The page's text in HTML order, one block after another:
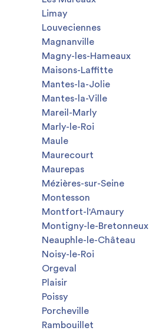
Limay
Louveciennes
Magnanville
Magny-les-Hameaux
Maisons-Laffitte
Mantes-la-Jolie
Mantes-la-Ville
Mareil-Marly
Marly-le-Roi
Maule
Maurecourt
Maurepas
Mézières-sur-Seine
Montesson
Montfort-l'Amaury
Montigny-le-Bretonneux
Neauphle-le-Château
Noisy-le-Roi
Orgeval
Plaisir
Poissy
Porcheville
Rambouillet